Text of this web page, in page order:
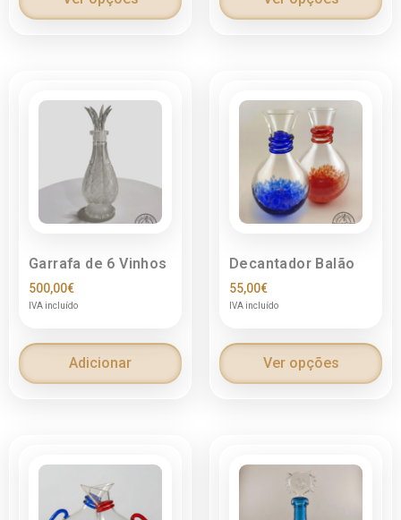
Garrafa de 6 Vinhos
500,00€
IVA incluído
Adicionar
Decantador Balão
55,00€
IVA incluído
Ver opções